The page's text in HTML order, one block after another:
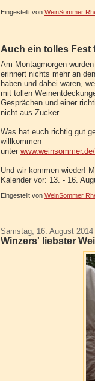
Eingestellt von WeinSommer
Auch ein tolles Fest
Am Montagmorgen
erinnert nichts mehr an
haben und dabei waren,
mit tollen
Gesprächen und einer
nicht aus Zucker.
Was hat euch richtig gut
willkommen
unter
Und wir kommen wieder!
Kalender vor: 13. - 16.
Eingestellt von WeinSommer
Samstag, 16. August 2014
Winzers' liebster